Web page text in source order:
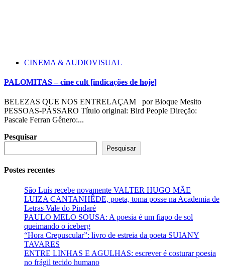
CINEMA & AUDIOVISUAL
PALOMITAS – cine cult [indicações de hoje]
BELEZAS QUE NOS ENTRELAÇAM por Bioque Mesito
PESSOAS-PÁSSARO Título original: Bird People Direção:
Pascale Ferran Gênero:...
Pesquisar
Pesquisar
Postes recentes
São Luís recebe novamente VALTER HUGO MÃE
LUIZA CANTANHÊDE, poeta, toma posse na Academia de
Letras Vale do Pindaré
PAULO MELO SOUSA: A poesia é um fiapo de sol
queimando o iceberg
“Hora Crepuscular”: livro de estreia da poeta SUIANY
TAVARES
ENTRE LINHAS E AGULHAS: escrever é costurar poesia
no frágil tecido humano